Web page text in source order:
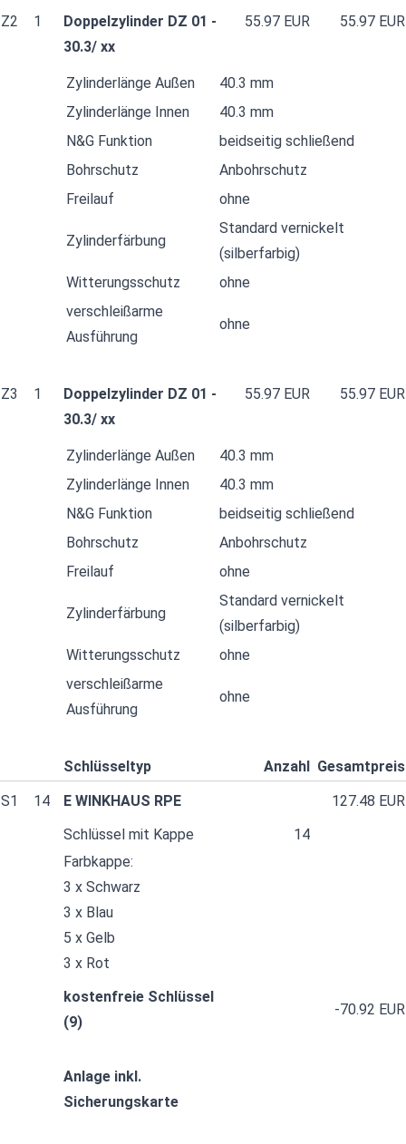
Z2 1
Doppelzylinder DZ 01 -
30.3/ xx
55.97 EUR 55.97 EUR
Zylinderlänge Außen
40.3 mm
Zylinderlänge Innen
40.3 mm
N&G Funktion
beidseitig schließend
Bohrschutz
Anbohrschutz
Freilauf
ohne
Zylinderfärbung
Standard vernickelt
(silberfarbig)
Witterungsschutz
ohne
verschleißarme
Ausführung
ohne
Z3 1
Doppelzylinder DZ 01 -
30.3/ xx
55.97 EUR 55.97 EUR
Zylinderlänge Außen
40.3 mm
Zylinderlänge Innen
40.3 mm
N&G Funktion
beidseitig schließend
Bohrschutz
Anbohrschutz
Freilauf
ohne
Zylinderfärbung
Standard vernickelt
(silberfarbig)
Witterungsschutz
ohne
verschleißarme
Ausführung
ohne
Schlüsseltyp Anzahl Gesamtpreis
S1
14 E WINKHAUS RPE
127.48 EUR
Schlüssel mit Kappe
14
Farbkappe:
3 x Schwarz
3 x Blau
5 x Gelb
3 x Rot
kostenfreie Schlüssel
(9)
-70.92 EUR
Anlage inkl.
Sicherungskarte